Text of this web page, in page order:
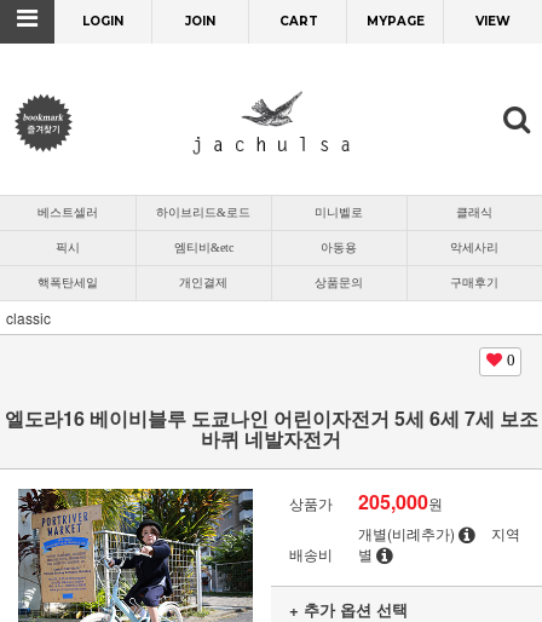
LOGIN JOIN CART MYPAGE VIEW
베스트셀러 하이브리드&로드 미니벨로 클래식
픽시 엠티비&etc 아동용 악세사리
핵폭탄세일 개인결제 상품문의 구매후기
classic
0
엘도라16 베이비블루 도쿄나인 어린이자전거 5세 6세 7세 보조
바퀴 네발자전거
상품가 205,000원
배송비
개별(비례추가)
지역
별
+ 추가 옵션 선택